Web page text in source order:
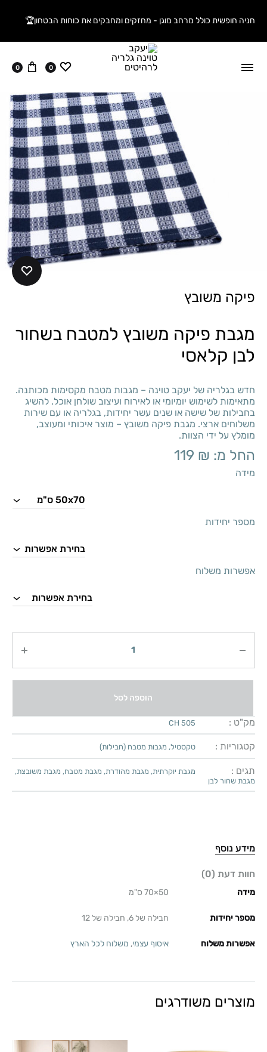
חניה חופשית כולל מרחב מוגן - מחזקים ומחבקים את כוחות הבטחון🏆
ווישליסט
0 עגלה
0
פיקה משובץ
מגבת פיקה משובץ למטבח בשחור
לבן קלאסי
חדש בגלריה של יעקב טוינה – מגבות מטבח מקסימות מכותנה.
מתאימות לשימוש יומיומי או לאירוח ועיצוב שולחן אוכל. להשיג
בחבילות של שישה או שנים עשר יחידות, בגלריה או עם שירות
משלוחים ארצי. מגבת פיקה משובץ – מוצר איכותי ומעוצב,
מומלץ על ידי הצוות.
החל מ: 119 ₪
מידה
מספר יחידות
אפשרות משלוח
הוספה לסל
מק"ט : CH 505
קטגוריות : טקסטיל, מגבות מטבח (חבילות)
תגים : מגבת יוקרתית, מגבת מהודרת, מגבת מטבח, מגבת משובצת,
מגבת שחור לבן
מידע נוסף
חוות דעת (0)
מידה 50×70 ס"מ
מספר יחידות חבילה של 6, חבילה של 12
אפשרות משלוח איסוף עצמי, משלוח לכל הארץ
מוצרים משודרגים